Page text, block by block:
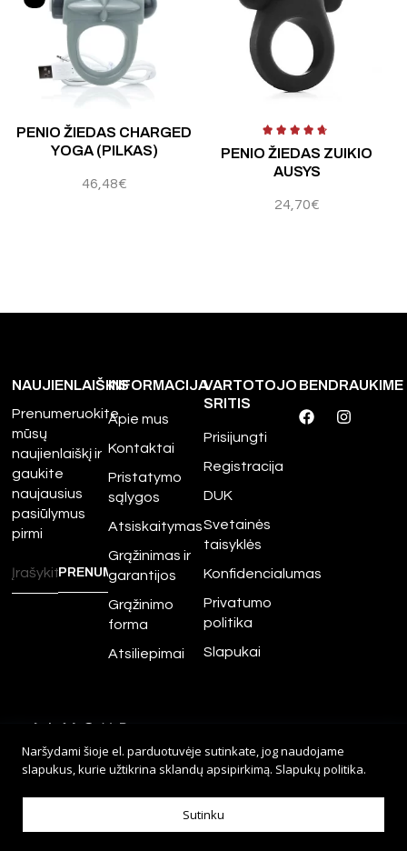
PENIO ŽIEDAS CHARGED
YOGA (PILKAS)
46,48€
PENIO ŽIEDAS ZUIKIO
AUSYS
24,70€
Įvertinimas:4.60
NAUJIENLAIŠKIS
Prenumeruokite
mūsų
naujienlaiškį ir
gaukite
naujausius
pasiūlymus
pirmi
INFORMACIJA
Apie mus
Kontaktai
Pristatymo
sąlygos
Atsiskaitymas
Grąžinimas ir
garantijos
Grąžinimo
forma
Atsiliepimai
VARTOTOJO
SRITIS
Prisijungti
Registracija
DUK
Svetainės
taisyklės
Konfidencialumas
Privatumo
politika
Slapukai
BENDRAUKIME
teisės saugomos.
Sprendimas:Adveits
Naršydami šioje el. parduotuvėje sutinkate, jog naudojame
slapukus, kurie užtikrina sklandų apsipirkimą. Slapukų politika.
Sutinku